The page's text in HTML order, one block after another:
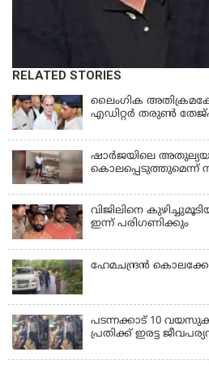
RELATED STORIES
ലൈംഗിക
എഡിറ്റര്‍ തരുൺ
ഷാർജയിലെ
കൊലപ്പെടുത്തുമെന്ന്
വിജിലിനെ
ഇന്ന് പരിഗണിക്കും
ഹേമചന്ദ്രൻ
പടന്നക്കാട് 10
പ്രതിക്ക് ഇരട്ട